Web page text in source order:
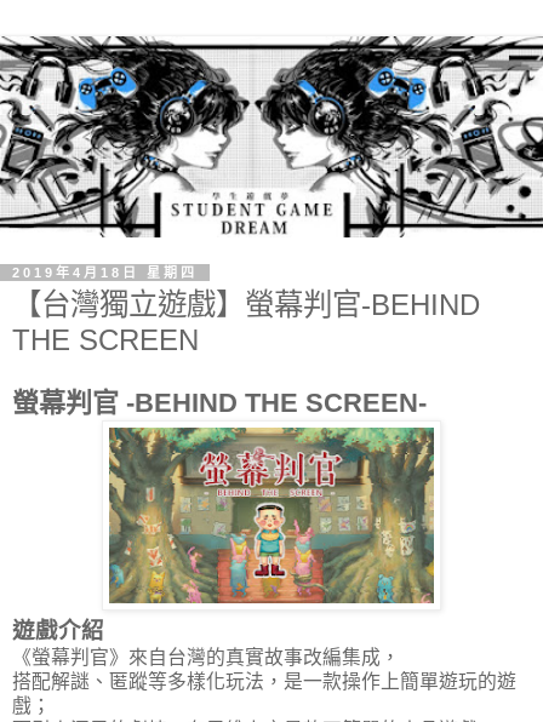
2019年4月18日 星期四
【台灣獨立遊戲】螢幕判官-BEHIND
THE SCREEN
螢幕判官 -BEHIND THE SCREEN-
遊戲介紹
《螢幕判官》來自台灣的真實故事改編集成，
搭配解謎、匿蹤等多樣化玩法，是一款操作上簡單遊玩的遊
戲；